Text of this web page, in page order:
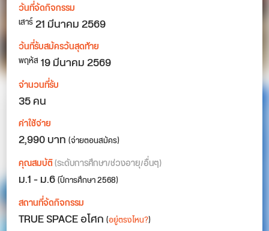
วันที่จัดกิจกรรม
เสาร์21มีนาคม 2569
วันที่รับสมัครวันสุดท้าย
พฤหัส 19 มีนาคม 2569
จำนวนที่รับ
35 คน
ค่าใช้จ่าย
2,990 บาท(จ่ายตอนสมัคร)
คุณสมบัติ(ระดับการศึกษา/ช่วงอายุ/อื่นๆ)
ม.1 - ม.6(ปีการศึกษา 2568)
สถานที่จัดกิจกรรม
TRUE SPACE อโศก(อยู่ตรงไหน?)